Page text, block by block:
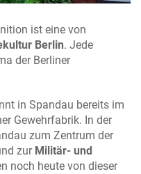
ist eine von
Berlin. Jede
der Berliner
in Spandau bereits im
Gewehrfabrik. In der
zum Zentrum der
zur Militär- und
noch heute von dieser